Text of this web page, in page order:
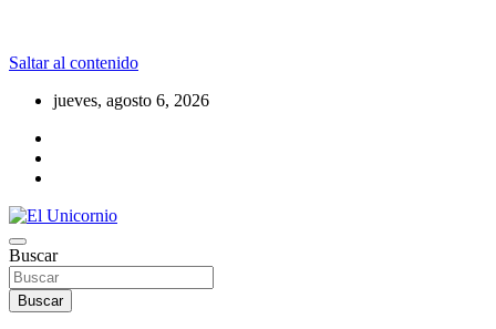
Saltar al contenido
jueves, agosto 6, 2026
El Unicornio
La realidad supera la fantasía
Buscar
Buscar